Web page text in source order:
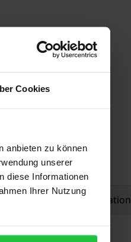
Cookies
anbieten zu können
unserer
diese Informationen
Ihrer Nutzung
Product safety information